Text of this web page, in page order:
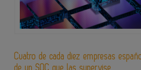
Cuatro de cada diez empresas
de un SOC que las supervise